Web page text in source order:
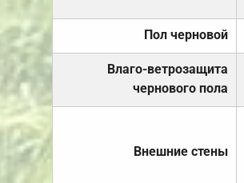
Пол черновой
Влаго-ветрозащита
чернового пола
Внешние стены